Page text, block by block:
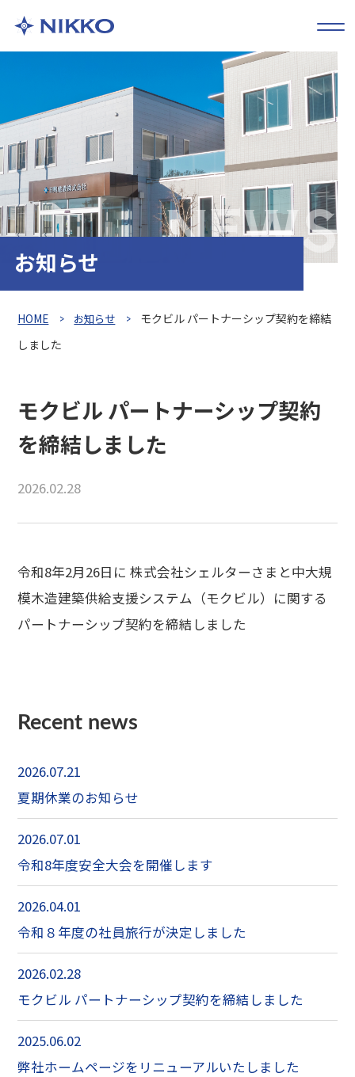
お知らせ NEWS
HOME お知らせ
モクビル パートナーシップ契約を締結
しました
モクビル パートナーシップ契約
を締結しました
2026.02.28
令和8年2月26日に 株式会社シェルターさまと中大規
模木造建築供給支援システム（モクビル）に関する
パートナーシップ契約を締結しました
Recent news
2026.07.21
夏期休業のお知らせ
2026.07.01
令和8年度安全大会を開催します
2026.04.01
令和８年度の社員旅行が決定しました
2026.02.28
モクビル パートナーシップ契約を締結しました
2025.06.02
弊社ホームページをリニューアルいたしました